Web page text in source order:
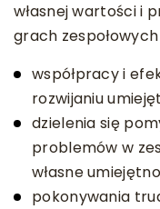
własnej wartości i
grach
współpracy i
rozwijaniu
dzielenia się
problemów w
własne
pokonywania